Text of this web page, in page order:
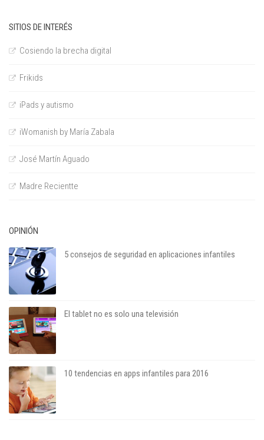
SITIOS DE INTERÉS
Cosiendo la brecha digital
Frikids
iPads y autismo
iWomanish by María Zabala
José Martín Aguado
Madre Recientte
OPINIÓN
5 consejos de seguridad en aplicaciones infantiles
El tablet no es solo una televisión
10 tendencias en apps infantiles para 2016